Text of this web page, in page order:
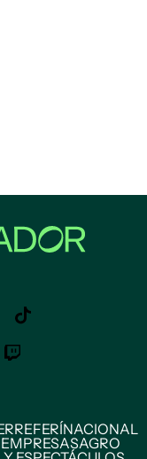
REFERÍNACIONAL
AGRO